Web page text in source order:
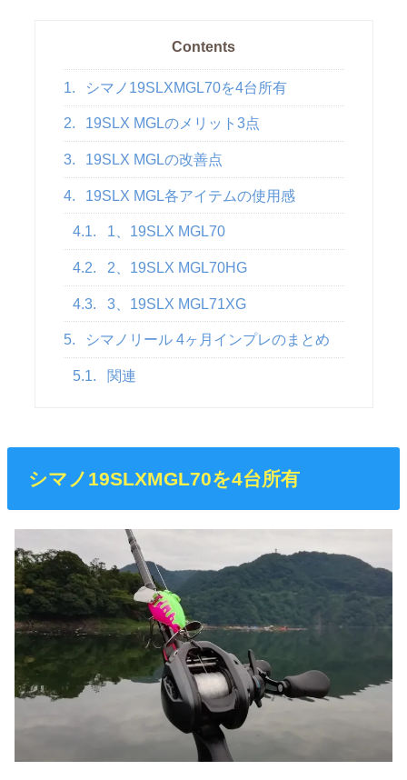
Contents
1. シマノ19SLXMGL70を4台所有
2. 19SLX MGLのメリット3点
3. 19SLX MGLの改善点
4. 19SLX MGL各アイテムの使用感
4.1. 1、19SLX MGL70
4.2. 2、19SLX MGL70HG
4.3. 3、19SLX MGL71XG
5. シマノリール 4ヶ月インプレのまとめ
5.1. 関連
シマノ19SLXMGL70を4台所有